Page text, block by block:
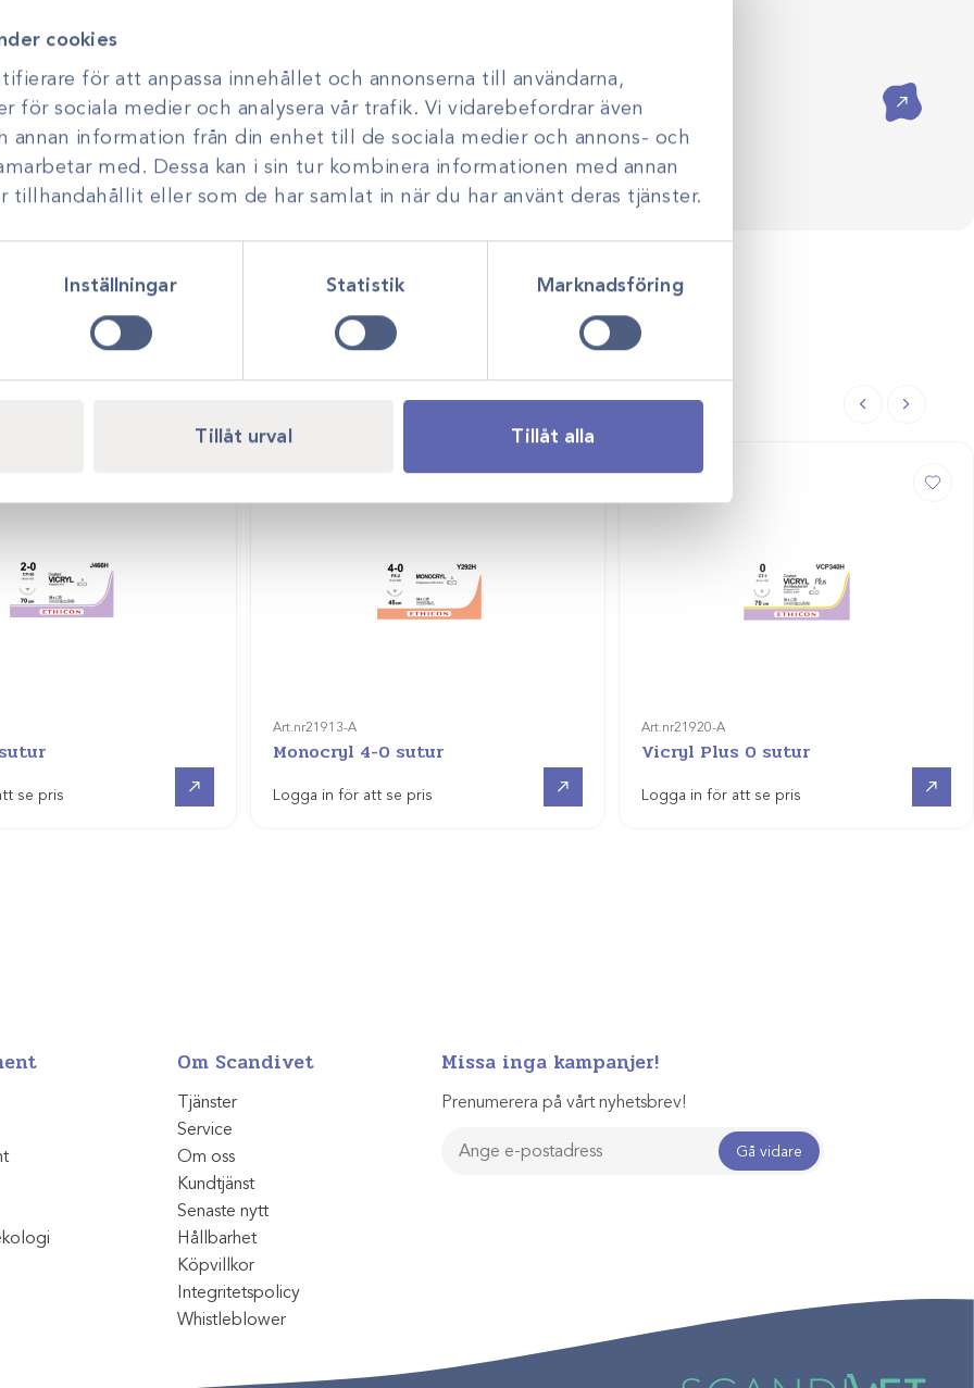
cookies
för att anpassa innehållet och annonserna till användarna,
för sociala medier och analysera vår trafik. Vi vidarebefordrar även
annan information från din enhet till de sociala medier och annons- och
med. Dessa kan i sin tur kombinera informationen med annan
tillhandahållit eller som de har samlat in när du har använt deras tjänster.
Inställningar Statistik Marknadsföring
Tillåt urval Tillåt alla
FS-2 70cm
Monocryl Plus
3-0
verksamhet
området och
utveckling. Genom personlig rådgivning hjälper vi dig skapa
smarta, hållbara lösningar anpassade efter just er verksamhet.
se pris
Art.nr21913-A
Monocryl 4-0 sutur
Logga in för att se pris
Art.nr21920-A
Vicryl Plus 0 sutur
Logga in för att se pris
Om Scandivet
Tjänster
Service
Om oss
Kundtjänst
Senaste nytt
Hållbarhet
Köpvillkor
Integritetspolicy
Whistleblower
Missa inga kampanjer!
Prenumerera på vårt nyhetsbrev!
Gå vidare